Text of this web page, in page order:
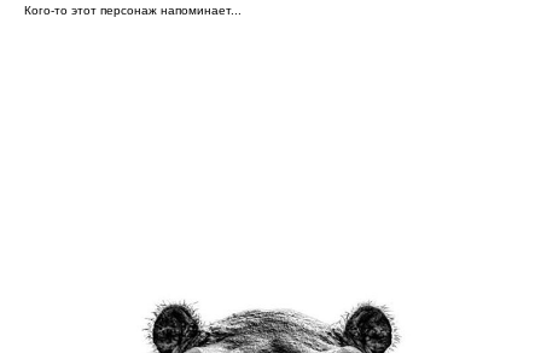
Кого-то этот персонаж напоминает...